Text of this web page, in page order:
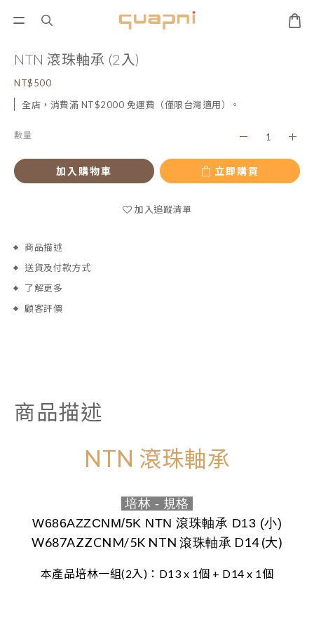
NTN 滾珠軸承 (2入)
NT$500
全店，消費滿 NT$2000 免運費（僅限台灣適用）。
數量
加入購物車 立即購買
加入追蹤清單
商品描述
送貨及付款方式
了解更多
顧客評價
商品描述
NTN 滾珠軸承
培林 - 規格
W686AZZCNM/5K NTN 滾珠軸承 D13 (小)
W687AZZCNM/5K NTN 滾珠軸承 D14 (大)
本產品培林一組(2入)：D13 x 1個 + D14 x 1個